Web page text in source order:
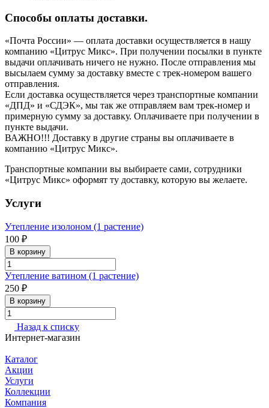
Способы оплаты доставки.
«Почта России» — оплата доставки осуществляется в нашу
компанию «Цитрус Микс». При получении посылки в пункте
выдачи оплачивать ничего не нужно. После отправления мы
высылаем сумму за доставку вместе с трек-номером вашего
отправления.
Если доставка осуществляется через транспортные компании
«ДПД» и «СДЭК», мы так же отправляем вам трек-номер и
примерную сумму за доставку. Оплачиваете при получении в
пункте выдачи.
ВАЖНО!!! Доставку в другие страны вы оплачиваете в
компанию «Цитрус Микс».
Транспортные компании вы выбираете сами, сотрудники
«Цитрус Микс» оформят ту доставку, которую вы желаете.
Услуги
Утепление изолоном (1 растение)
100 ₽
В корзину
Утепление ватином (1 растение)
250 ₽
В корзину
Назад к списку
Интернет-магазин
Каталог
Акции
Услуги
Коллекции
Компания